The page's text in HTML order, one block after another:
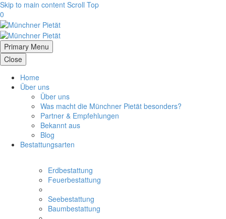
Skip to main content Scroll Top
0
Primary Menu
Close
Home
Über uns
Über uns
Was macht die Münchner Pietät besonders?
Partner & Empfehlungen
Bekannt aus
Blog
Bestattungsarten
Erdbestattung
Feuerbestattung
Seebestattung
Baumbestattung